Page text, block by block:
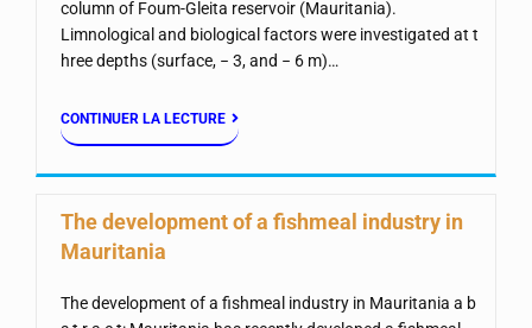
column of Foum-Gleita reservoir (Mauritania).
Limnological and biological factors were investigated at t
hree depths (surface, − 3, and − 6 m)…
CONTINUER LA LECTURE
The development of a fishmeal industry in
Mauritania
The development of a fishmeal industry in Mauritania a b